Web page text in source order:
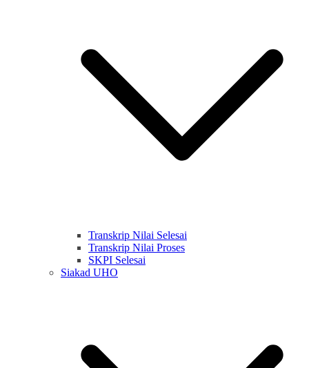
Transkrip Nilai Selesai
Transkrip Nilai Proses
SKPI Selesai
Siakad UHO